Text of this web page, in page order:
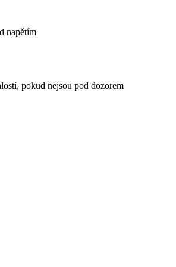
napětím
pokud nejsou pod dozorem